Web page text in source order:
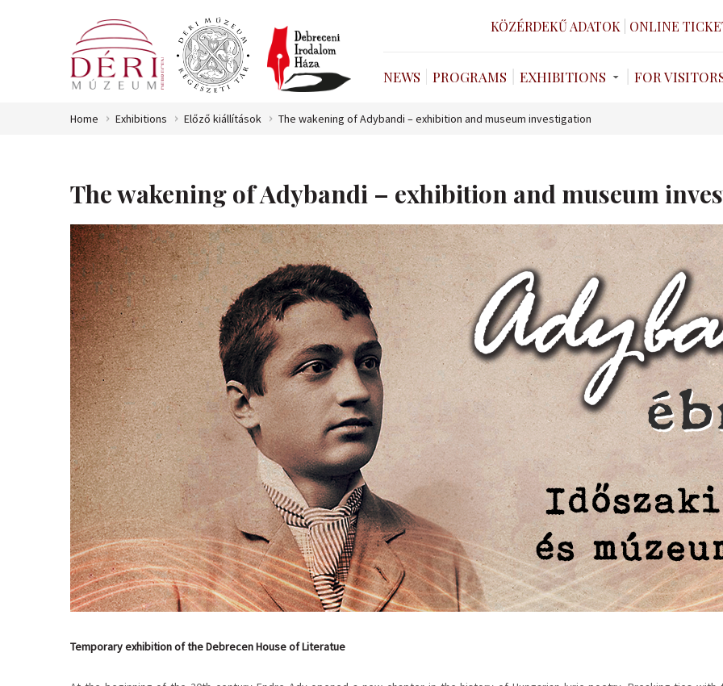
KÖZÉRDEKŰ ADATOK ONLINE
NEWS PROGRAMS EXHIBITIONS FOR
Home Exhibitions Előző kiállítások The wakening of Adybandi – exhibition and museum investigation
The wakening of Adybandi – exhibition and museum
Temporary exhibition of the Debrecen House of Literatue